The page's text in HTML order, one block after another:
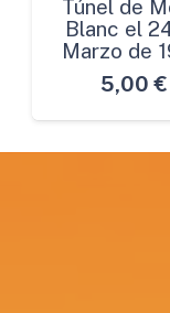
Túnel de
Blanc el
Marzo de
5,00 €